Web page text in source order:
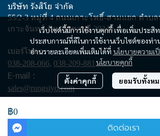
฿0
ติดต่อเรา
เว็บไซต์นี้มีการใช้งานคุกกี้ เพื่อเพิ่มประสิ
ประสบการณ์ที่ดีในการใช้งานเว็บไซต์ของท่า
อ่านรายละเอียดเพิ่มเติมได้ที่ นโยบายความเ
นโยบายคุกกี้
ตั้งค่าคุกกี้ ยอมรับทั้งห
บริษัท รังสิโย จำกัด
55/2-3 หมู่ที่ 4 ถนนเกาะโพธิ์-สามแยก ตำบ
เกาะจันทร์ จังหวัดชลบุรี 20240
เบอร์โทร :
038-208-066, 038-209-881
E-mail :
sales@rungsiyo.com
Copyright | All Rights Reserved | Powered by